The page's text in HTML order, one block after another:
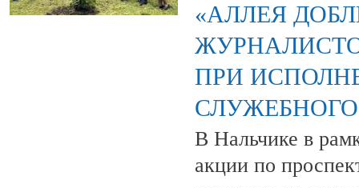
«АЛЛЕЯ
ПРИ
В Нальчике в
акции по